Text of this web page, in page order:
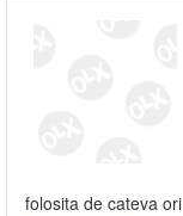
folosita de cateva ori